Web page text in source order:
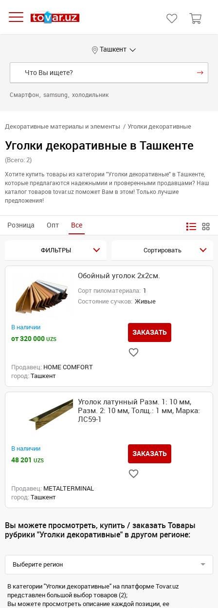
Ташкент
Смартфон samsung холодильник
Декоративные материалы и элементы Уголки декоративные
Уголки декоративные в Ташкенте
(Всего: 2)
Хотите купить товары из категории "Уголки декоративные" в Ташкенте,
которые предлагаются надежнымии и проверенными продавцами? Наш
каталог товаров tovar.uz поможет Вам в этом! Только лучшие
предложения!
Розница Опт Все
ФИЛЬТРЫ Сортировать
Обойный уголок 2x2см.
Сорт пиломатериала: 1
Состояние сучков: Живые
В наличии
от 320 000 UZS
ЗАКАЗАТЬ
Продавец: HOME COMFORT
город: Ташкент
Уголок латунный Разм. 1: 10 мм,
Разм. 2: 10 мм, Толщ.: 1 мм, Марка:
ЛС59-1
В наличии
48 201 UZS
ЗАКАЗАТЬ
Продавец: METALTERMINAL
город: Ташкент
Вы можете просмотреть, купить / заказать Товары
рубрики "Уголки декоративные" в другом регионе:
Выберите регион
В категории "Уголки декоративные" на платформе Tovar.uz
представлен большой выбор товаров (2);
Вы можете просмотреть описание каждой позиции, ее